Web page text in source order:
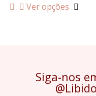
Ver opções
Siga-nos